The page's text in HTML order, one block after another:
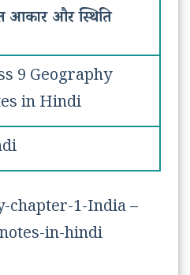
आकार और स्थिति
9 Geography
in Hindi
chapter-1-India –
in-hindi